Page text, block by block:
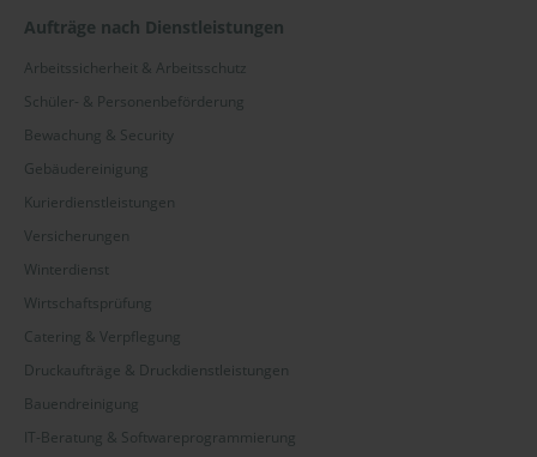
Aufträge nach Dienstleistungen
Arbeitssicherheit & Arbeitsschutz
Schüler- & Personenbeförderung
Bewachung & Security
Gebäudereinigung
Kurierdienstleistungen
Versicherungen
Winterdienst
Wirtschaftsprüfung
Catering & Verpflegung
Druckaufträge & Druckdienstleistungen
Bauendreinigung
IT-Beratung & Softwareprogrammierung